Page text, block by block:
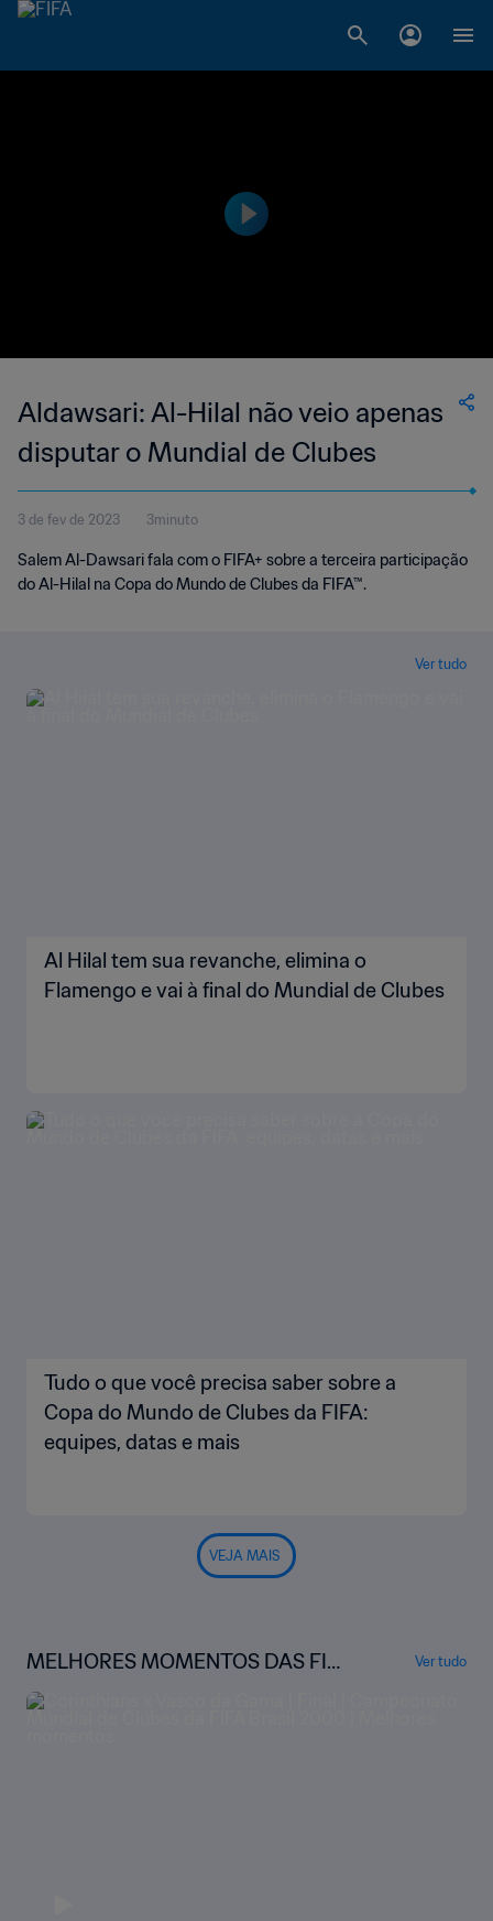
Aldawsari: Al-Hilal não veio apenas
disputar o Mundial de Clubes
3 de fev de 2023 3minuto
Salem Al-Dawsari fala com o FIFA+ sobre a terceira participação
do Al-Hilal na Copa do Mundo de Clubes da FIFA™.
Ver tudo
Al Hilal tem sua revanche, elimina o
Flamengo e vai à final do Mundial de Clubes
Tudo o que você precisa saber sobre a
Copa do Mundo de Clubes da FIFA:
equipes, datas e mais
VEJA MAIS
MELHORES MOMENTOS DAS FIN
AIS DA COPA DO MUNDO DE CLU
BES
Ver tudo